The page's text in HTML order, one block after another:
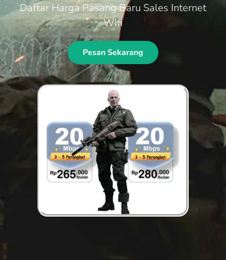
Daftar Harga Pasang Baru Sales Internet
Wifi
Pesan Sekarang